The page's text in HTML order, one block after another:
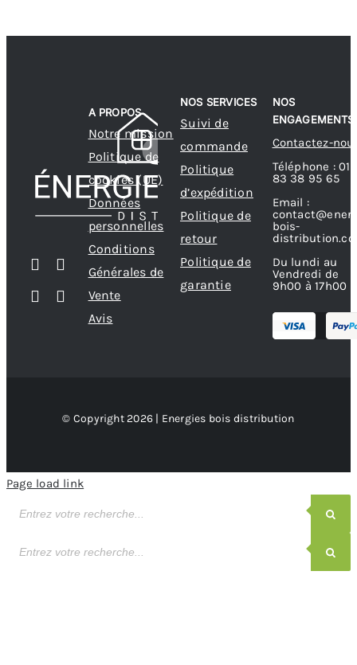
A PROPOS
Notre mission
Politique de
cookies (UE)
Données
personnelles
Conditions
Générales de
Vente
Avis
NOS SERVICES
Suivi de
commande
Politique
d’expédition
Politique de
retour
Politique de
garantie
NOS
ENGAGEMENTS
Contactez-
Téléphone : 01
83 38 95 65
Email :
bois-
Du lundi au
Vendredi de
9h00 à 17h00
© Copyright 2026 | Energies bois distribution
Page load link
de
de